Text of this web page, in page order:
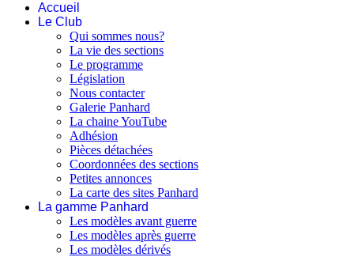
Accueil
Le Club
Qui sommes nous?
La vie des sections
Le programme
Législation
Nous contacter
Galerie Panhard
La chaine YouTube
Adhésion
Pièces détachées
Coordonnées des sections
Petites annonces
La carte des sites Panhard
La gamme Panhard
Les modèles avant guerre
Les modèles après guerre
Les modèles dérivés